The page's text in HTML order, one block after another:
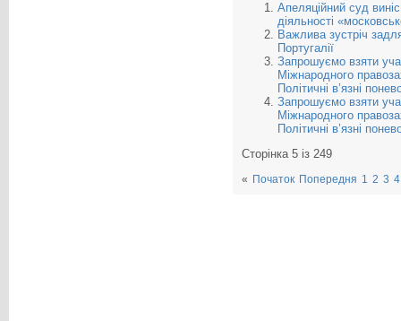
Апеляційний суд
діяльності
Важлива зустріч
Португалії
Запрошуємо взяти
Міжнародного
Політичні в’язні
Запрошуємо взяти
Міжнародного
Політичні в’язні
Сторінка 5 із 249
« Початок Попередня 1 2 3 4